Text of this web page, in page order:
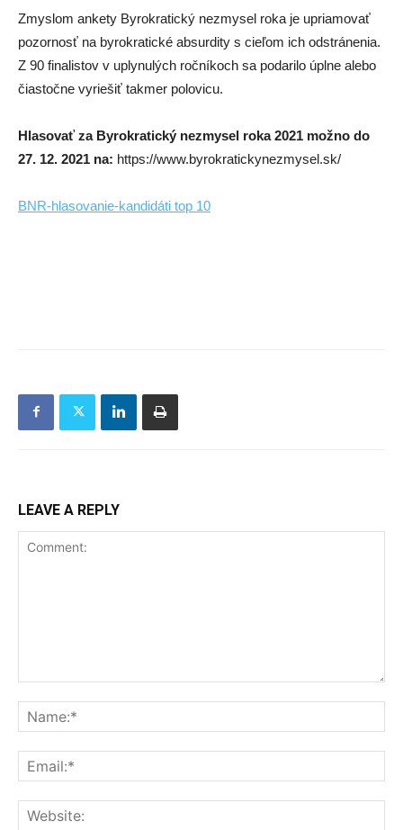
Zmyslom ankety Byrokratický nezmysel roka je upriamovať
pozornosť na byrokratické absurdity s cieľom ich odstránenia.
Z 90 finalistov v uplynulých ročníkoch sa podarilo úplne alebo
čiastočne vyriešiť takmer polovicu.
Hlasovať za Byrokratický nezmysel roka 2021 možno do
27. 12. 2021 na: https://www.byrokratickynezmysel.sk/
BNR-hlasovanie-kandidáti top 10
LEAVE A REPLY